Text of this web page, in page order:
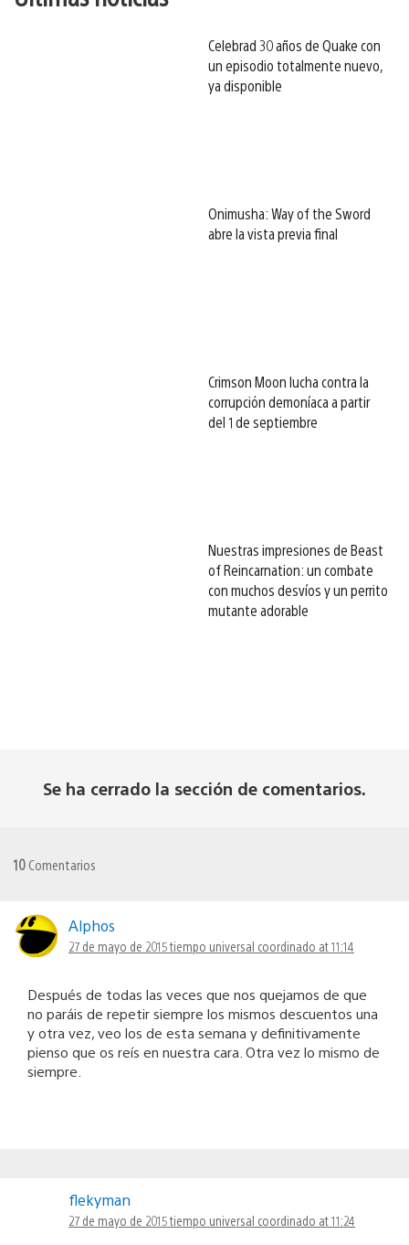
Celebrad 30 años de Quake con
un episodio totalmente nuevo,
ya disponible
Onimusha: Way of the Sword
abre la vista previa final
Crimson Moon lucha contra la
corrupción demoníaca a partir
del 1 de septiembre
Nuestras impresiones de Beast
of Reincarnation: un combate
con muchos desvíos y un perrito
mutante adorable
Se ha cerrado la sección de comentarios.
10 Comentarios
Alphos
27 de mayo de 2015 tiempo universal coordinado at 11:14
Después de todas las veces que nos quejamos de que
no paráis de repetir siempre los mismos descuentos una
y otra vez, veo los de esta semana y definitivamente
pienso que os reís en nuestra cara. Otra vez lo mismo de
siempre.
flekyman
27 de mayo de 2015 tiempo universal coordinado at 11:24